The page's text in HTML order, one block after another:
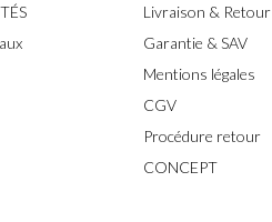
Livraison & Retour
Garantie & SAV
Mentions légales
CGV
Procédure retour
CONCEPT